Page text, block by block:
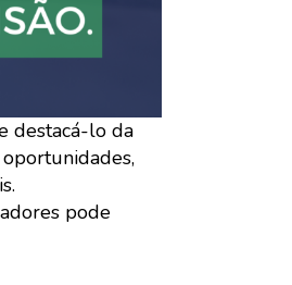
destacá-lo da
pode